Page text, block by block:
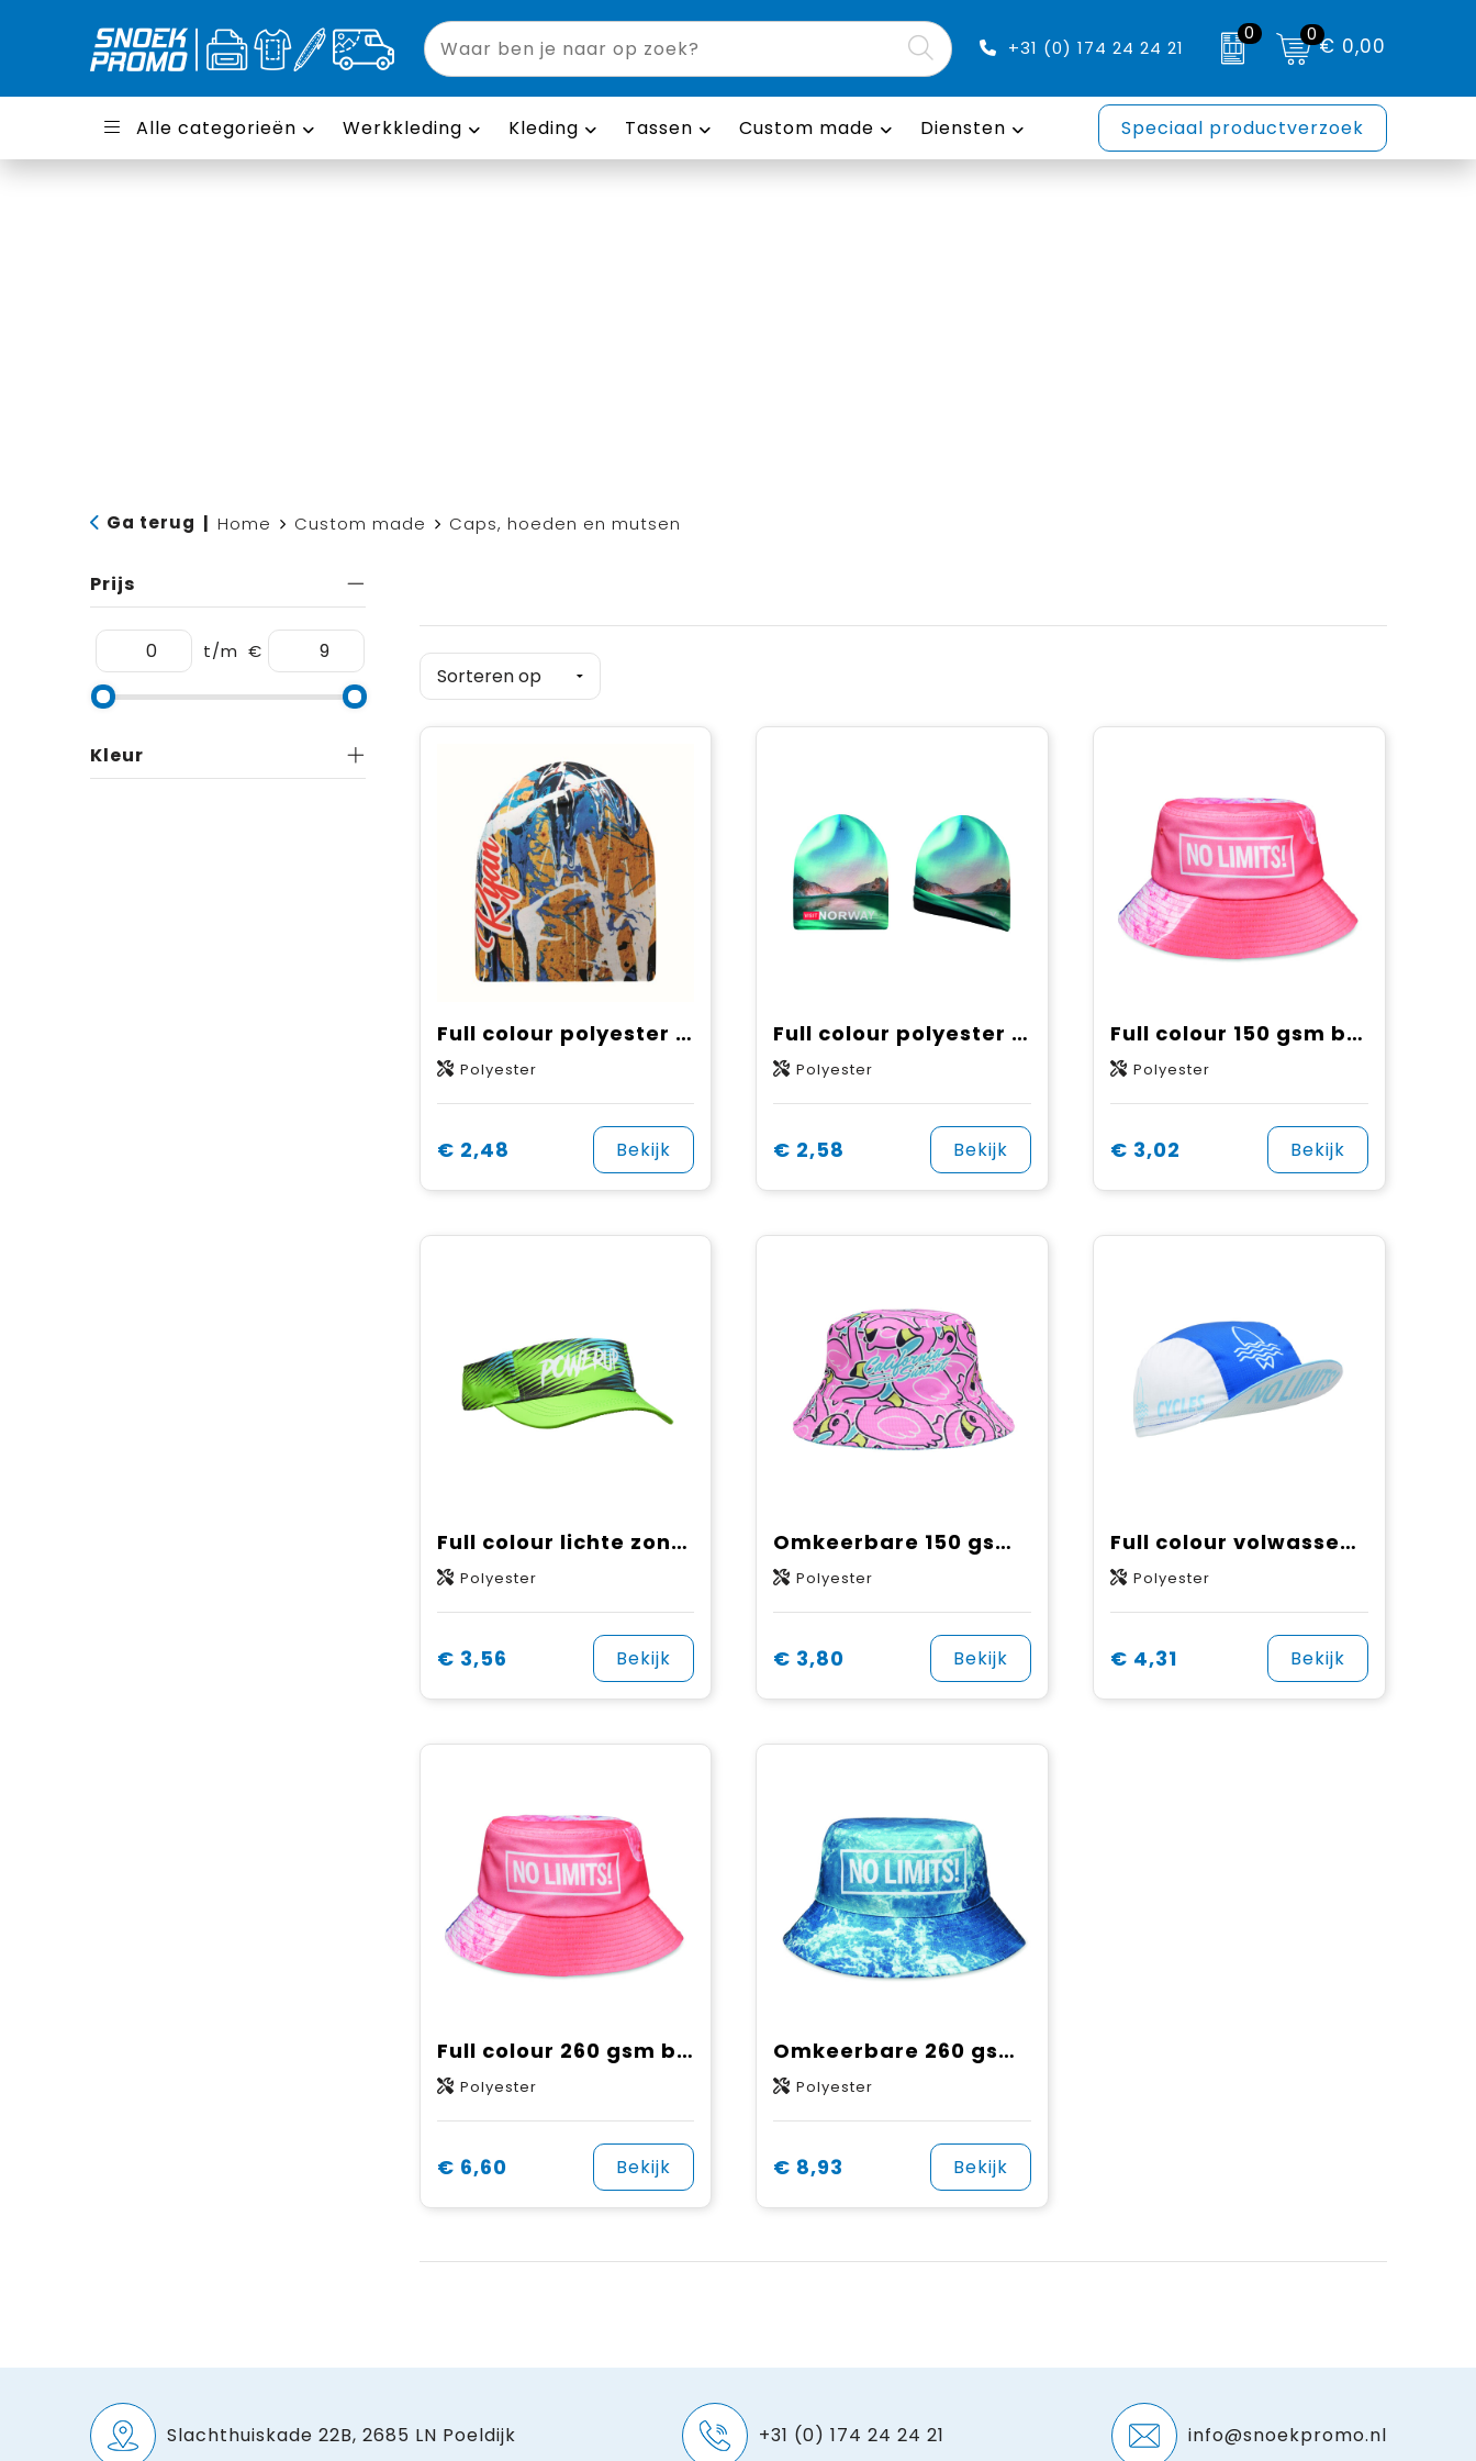
+31 (0) 174 24 24 21
0 0€ 0,00
Alle categorieën Werkkleding Kleding Tassen Custom made Diensten Speciaal productverzoek
Ga terug Home Custom made Caps, hoeden en mutsen
Prijs
t/m €
Kleur
Full colour polyester beanie
Polyester
€ 2,48 Bekijk
Full colour polyester beanie met fleecevoering
Polyester
€ 2,58 Bekijk
Full colour 150 gsm bucket hat
Polyester
€ 3,02 Bekijk
Full colour lichte zonneklep
Polyester
€ 3,56 Bekijk
Omkeerbare 150 gsm full colour bucket hat
Polyester
€ 3,80 Bekijk
Full colour volwassen wielrenpet met elastische band
Polyester
€ 4,31 Bekijk
Full colour 260 gsm bucket hat
Polyester
€ 6,60 Bekijk
Omkeerbare 260 gsm full colour bucket hat
Polyester
€ 8,93 Bekijk
Slachthuiskade 22B, 2685 LN Poeldijk +31 (0) 174 24 24 21 info@snoekpromo.nl